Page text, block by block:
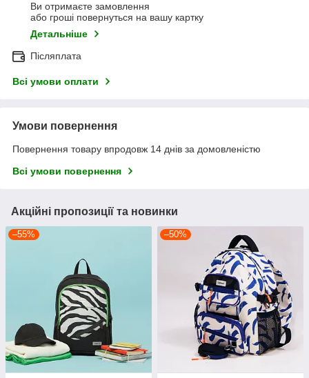
Ви отримаєте замовлення
або гроші повернуться на вашу картку
Детальніше
Післяплата
Всі умови оплати
Умови повернення
Повернення товару впродовж 14 днів за домовленістю
Всі умови повернення
Акційні пропозиції та новинки
–55% –50%